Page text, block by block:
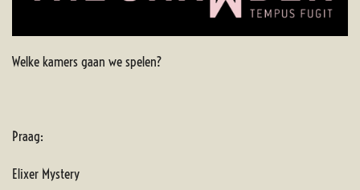
Welke kamers gaan we spelen?
Praag:
Elixer Mystery